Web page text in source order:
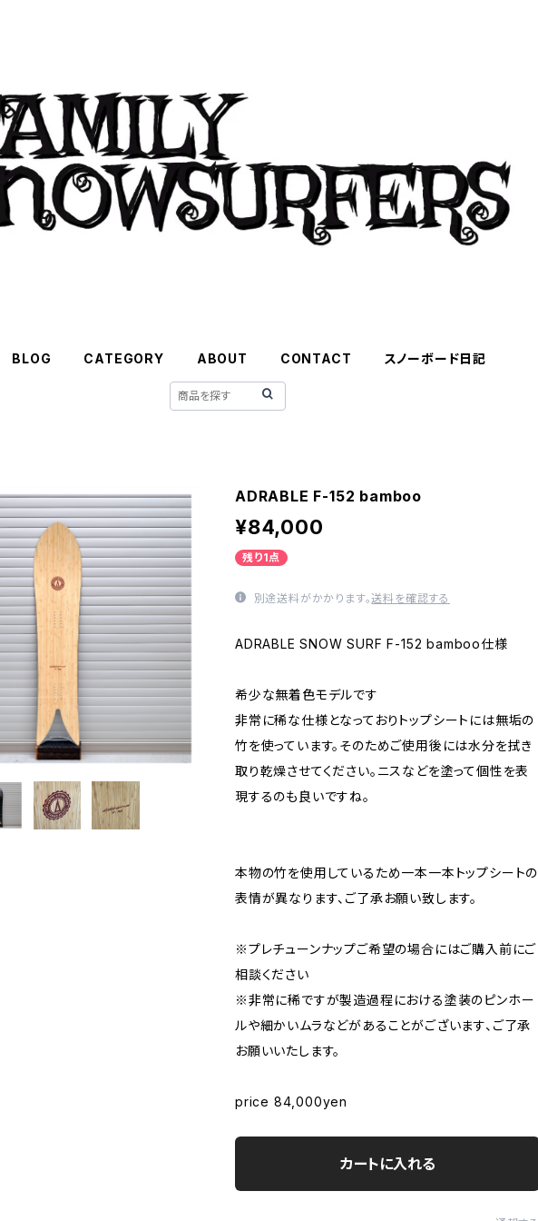
BLOG CATEGORY ABOUT CONTACT スノーボード日記
ADRABLE F-152 bamboo
¥84,000
残り1点
別途送料がかかります。送料を確認する
ADRABLE SNOW SURF F-152 bamboo仕様
希少な無着色モデルです
非常に稀な仕様となっておりトップシートには無垢の
竹を使っています。そのためご使用後には水分を拭き
取り乾燥させてください。ニスなどを塗って個性を表
現するのも良いですね。
本物の竹を使用しているため一本一本トップシートの
表情が異なります、ご了承お願い致します。
※プレチューンナップご希望の場合にはご購入前にご
相談ください
※非常に稀ですが製造過程における塗装のピンホー
ルや細かいムラなどがあることがございます、ご了承
お願いいたします。
price 84,000yen
カートに入れる